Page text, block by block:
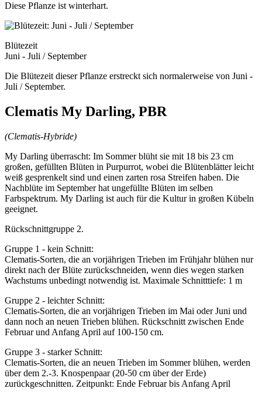
Diese Pflanze ist winterhart.
Blütezeit
Juni - Juli / September
Die Blütezeit dieser Pflanze erstreckt sich normalerweise von Juni -
Juli / September.
Clematis My Darling, PBR
(Clematis-Hybride)
My Darling überrascht: Im Sommer blüht sie mit 18 bis 23 cm
großen, gefüllten Blüten in Purpurrot, wobei die Blütenblätter leicht
weiß gesprenkelt sind und einen zarten rosa Streifen haben. Die
Nachblüte im September hat ungefüllte Blüten im selben
Farbspektrum. My Darling ist auch für die Kultur in großen Kübeln
geeignet.
Rückschnittgruppe 2.
Gruppe 1 - kein Schnitt:
Clematis-Sorten, die an vorjährigen Trieben im Frühjahr blühen nur
direkt nach der Blüte zurückschneiden, wenn dies wegen starken
Wachstums unbedingt notwendig ist. Maximale Schnitttiefe: 1 m
Gruppe 2 - leichter Schnitt:
Clematis-Sorten, die an vorjährigen Trieben im Mai oder Juni und
dann noch an neuen Trieben blühen. Rückschnitt zwischen Ende
Februar und Anfang April auf 100-150 cm.
Gruppe 3 - starker Schnitt:
Clematis-Sorten, die an neuen Trieben im Sommer blühen, werden
über dem 2.-3. Knospenpaar (20-50 cm über der Erde)
zurückgeschnitten. Zeitpunkt: Ende Februar bis Anfang April